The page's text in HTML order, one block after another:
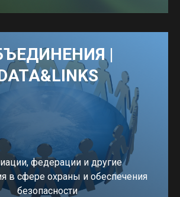
|
федерации и другие
в сфере охраны и обеспечения
безопасности